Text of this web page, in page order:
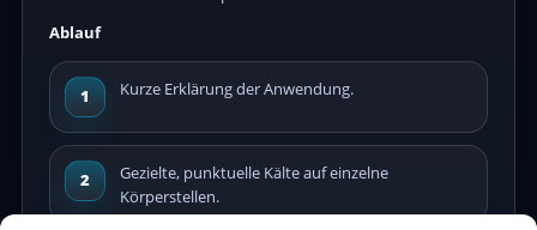
Ablauf
1 Kurze Erklärung der Anwendung.
2
Gezielte, punktuelle Kälte auf einzelne
Körperstellen.